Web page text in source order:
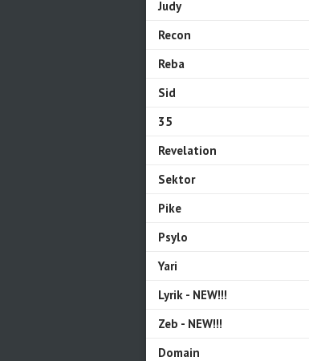
Judy
Recon
Reba
Sid
35
Revelation
Sektor
Pike
Psylo
Yari
Lyrik - NEW!!!
Zeb - NEW!!!
Domain